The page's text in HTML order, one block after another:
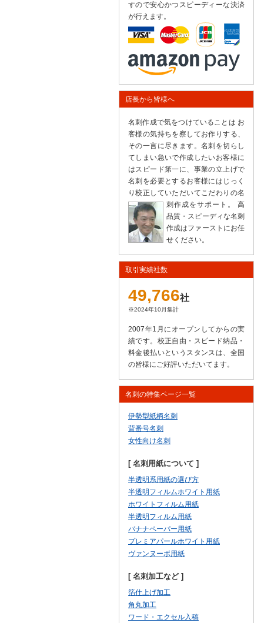
すので安心かつスピーディーな決済
が行えます。
店長から皆様へ
名刺作成で気をつけていることは お
客様の気持ちを察してお作りする、
その一言に尽きます。名刺を切らし
てしまい急いで作成したいお客様に
はスピード第一に、事業の立上げで
名刺を必要とするお客様にはじっく
り校正していただいてこだわりの名
刺作成をサポート。
高
品質・スピーディな名刺
作成はファーストにお任
せください。
取引実績社数
49,766社
※2024年10月集計
2007年1月にオープンしてからの実
績です。校正自由・スピード納品・
料金後払いというスタンスは、全国
の皆様にご好評いただいてます。
名刺の特集ページ一覧
伊勢型紙柄名刺
背番号名刺
女性向け名刺
[ 名刺用紙について ]
半透明系用紙の選び方
半透明フィルムホワイト用紙
ホワイトフィルム用紙
半透明フィルム用紙
バナナペーパー用紙
プレミアパールホワイト用紙
ヴァンヌーボ用紙
[ 名刺加工など ]
箔仕上げ加工
角丸加工
ワード・エクセル入稿